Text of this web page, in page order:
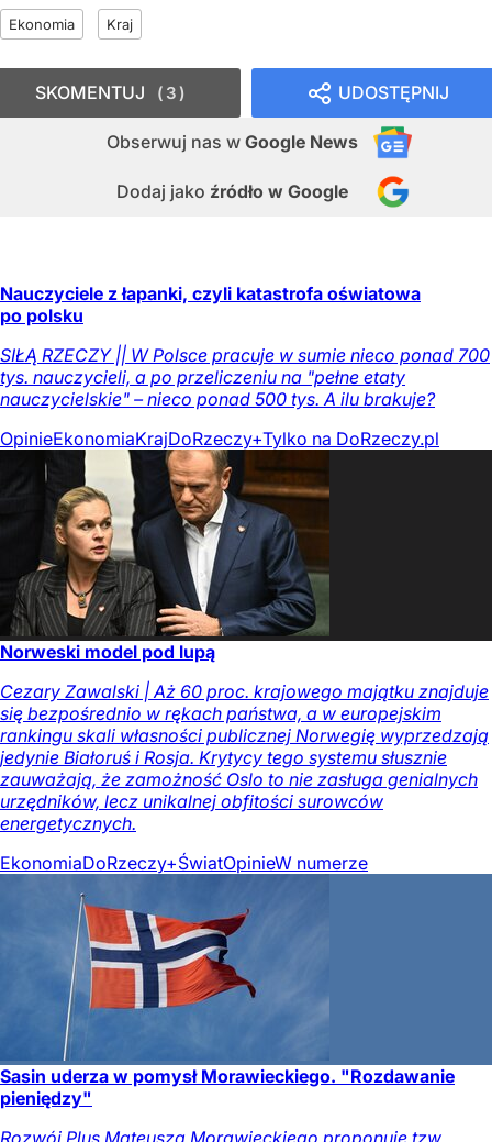
Ekonomia Kraj
UDOSTĘPNIJ
Obserwuj nas w Google News
Dodaj jako źródło w Google
SKOMENTUJ 3
Nauczyciele z łapanki, czyli katastrofa oświatowa
po polsku
SIŁĄ RZECZY || W Polsce pracuje w sumie nieco ponad 700
tys. nauczycieli, a po przeliczeniu na "pełne etaty
nauczycielskie" – nieco ponad 500 tys. A ilu brakuje?
OpinieEkonomiaKrajDoRzeczy+Tylko na DoRzeczy.pl
Norweski model pod lupą
Cezary Zawalski | Aż 60 proc. krajowego majątku znajduje
się bezpośrednio w rękach państwa, a w europejskim
rankingu skali własności publicznej Norwegię wyprzedzają
jedynie Białoruś i Rosja. Krytycy tego systemu słusznie
zauważają, że zamożność Oslo to nie zasługa genialnych
urzędników, lecz unikalnej obfitości surowców
energetycznych.
EkonomiaDoRzeczy+ŚwiatOpinieW numerze
Sasin uderza w pomysł Morawieckiego. "Rozdawanie
pieniędzy"